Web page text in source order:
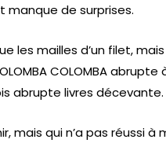
de surprises.
les mailles d’un filet,
COLOMBA
abrupte livres décevante.
mais qui n’a pas réussi